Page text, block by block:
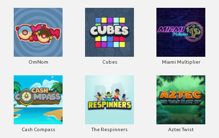
OmNom Cubes Miami Multiplier
Cash Compass The Respinners Aztec Twist